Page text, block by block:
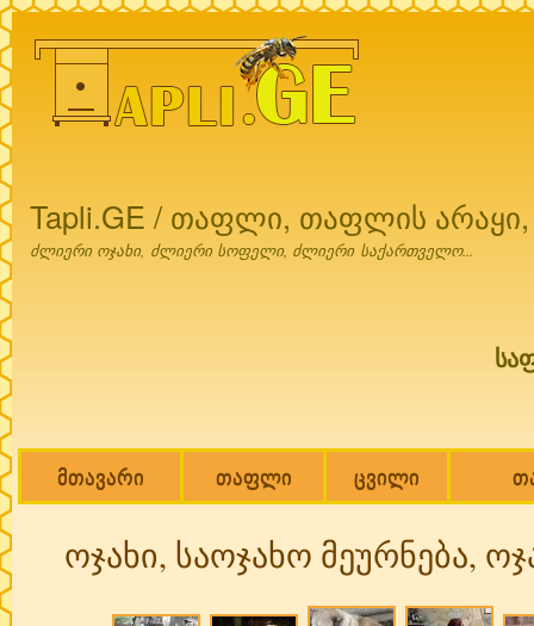
Tapli.GE / თაფლი, თაფლის
ძლიერი ოჯახი, ძლიერი სოფელი, ძლიერი საქართველო...
Main menu
მთავარი თაფლი ცვილი
ოჯახი, საოჯახო მეურნება,